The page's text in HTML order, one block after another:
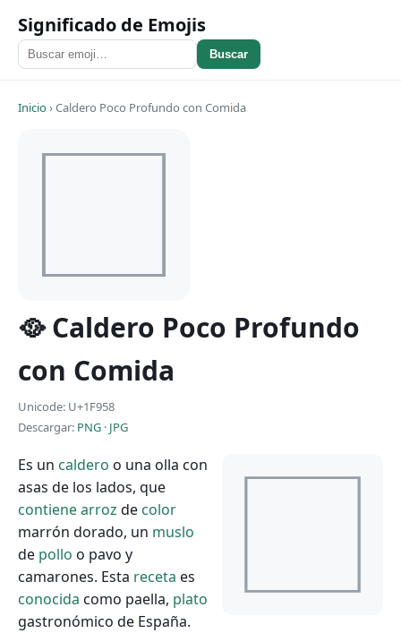
Significado de Emojis
Buscar
Inicio›Caldero Poco Profundo con Comida
🥘 Caldero Poco Profundo
con Comida
Unicode: U+1F958
Descargar: PNG · JPG
Es un caldero o una olla con
asas de los lados, que
contienearroz de color
marrón dorado, un muslo
de pollo o pavo y
camarones. Esta receta es
conocida como paella, plato
gastronómico de España.